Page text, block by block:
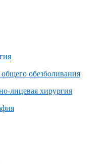
обезболивания
лицевая хирургия